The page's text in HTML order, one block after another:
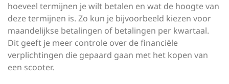
hoeveel termijnen je wilt betalen en wat de hoogte van
deze termijnen is. Zo kun je bijvoorbeeld kiezen voor
maandelijkse betalingen of betalingen per kwartaal.
Dit geeft je meer controle over de financiële
verplichtingen die gepaard gaan met het kopen van
een scooter.